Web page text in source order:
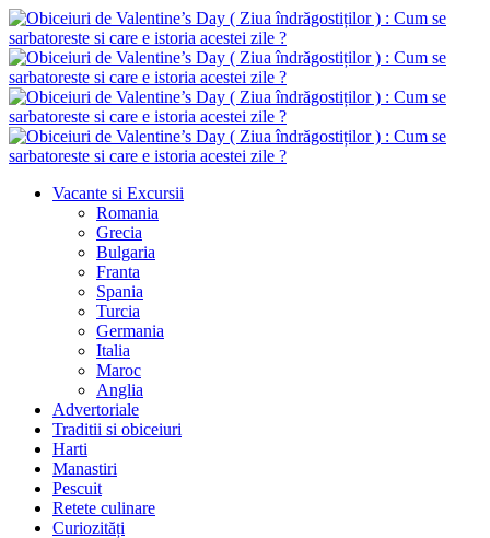
Vacante si Excursii
Romania
Grecia
Bulgaria
Franta
Spania
Turcia
Germania
Italia
Maroc
Anglia
Advertoriale
Traditii si obiceiuri
Harti
Manastiri
Pescuit
Retete culinare
Curiozități